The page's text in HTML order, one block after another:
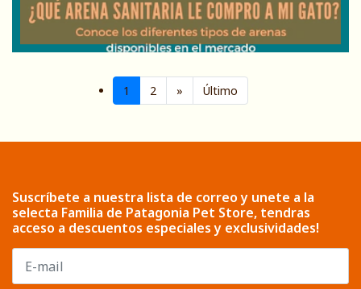
1 2 » Último
Suscríbete a nuestra lista de correo y unete a la
selecta Familia de Patagonia Pet Store, tendras
acceso a descuentos especiales y exclusividades!